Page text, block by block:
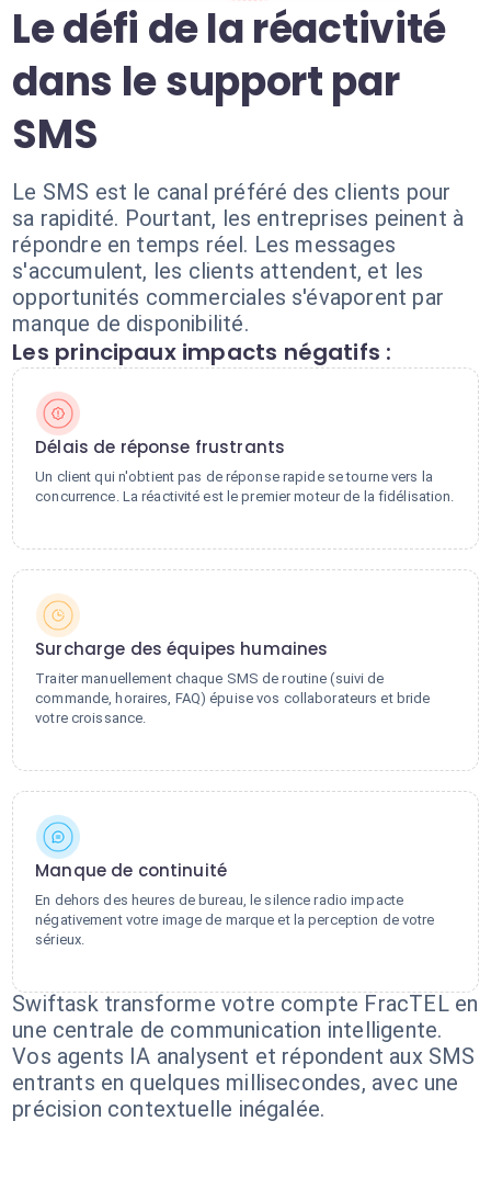
Le défi de la réactivité
dans le support par
SMS
Le SMS est le canal préféré des clients pour
sa rapidité. Pourtant, les entreprises peinent à
répondre en temps réel. Les messages
s'accumulent, les clients attendent, et les
opportunités commerciales s'évaporent par
manque de disponibilité.
Les principaux impacts négatifs :
Délais de réponse frustrants
Un client qui n'obtient pas de réponse rapide se tourne vers la
concurrence. La réactivité est le premier moteur de la fidélisation.
Surcharge des équipes humaines
Traiter manuellement chaque SMS de routine (suivi de
commande, horaires, FAQ) épuise vos collaborateurs et bride
votre croissance.
Manque de continuité
En dehors des heures de bureau, le silence radio impacte
négativement votre image de marque et la perception de votre
sérieux.
Swiftask transforme votre compte FracTEL en
une centrale de communication intelligente.
Vos agents IA analysent et répondent aux SMS
entrants en quelques millisecondes, avec une
précision contextuelle inégalée.